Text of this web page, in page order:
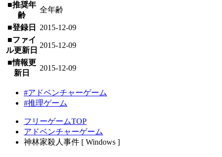
■推奨年
齢
全年齢
■登録日
2015-12-09
■ファイ
ル更新日
2015-12-09
■情報更
新日
2015-12-09
#アドベンチャーゲーム
#推理ゲーム
フリーゲームTOP
アドベンチャーゲーム
神林家殺人事件 [ Windows ]